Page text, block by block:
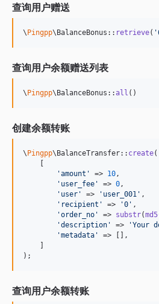
查询用户赠送
\ Pingpp\BalanceBonus:: retrieve( '
查询用户余额赠送列表
\ Pingpp\BalanceBonus::all ()
创建余额转账
\ Pingpp\BalanceTransfer:: create(
'amount ' => 10,
' user_fee ' => 0,
' user ' => ' user_001 ' ,
' recipient ' => '0 ' ,
'order_no ' => substr(md5
'description ' => 'Your
'metadata '
=> [],
);
查询用户余额转账